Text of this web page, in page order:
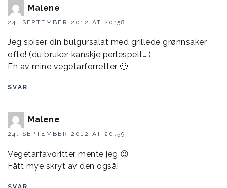
Malene
24. SEPTEMBER 2012 AT 20:58
Jeg spiser din bulgursalat med grillede grønnsaker
ofte! (du bruker kanskje perlespelt….)
En av mine vegetarforretter 🙂
SVAR
Malene
24. SEPTEMBER 2012 AT 20:59
Vegetarfavoritter mente jeg 😉
Fått mye skryt av den også!